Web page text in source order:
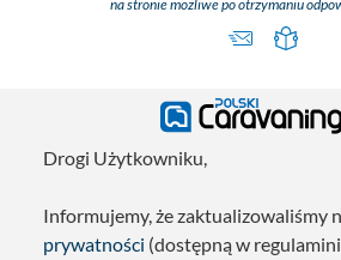
na stronie możliwe po otrzymaniu
Drogi Użytkowniku,
Informujemy, że zaktualizowaliśmy
prywatności (dostępną w